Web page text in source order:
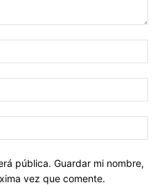
pública. Guardar mi nombre,
vez que comente.